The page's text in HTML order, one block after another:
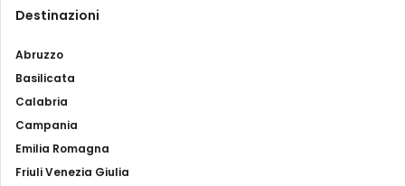
Destinazioni
Abruzzo
Basilicata
Calabria
Campania
Emilia Romagna
Friuli Venezia Giulia